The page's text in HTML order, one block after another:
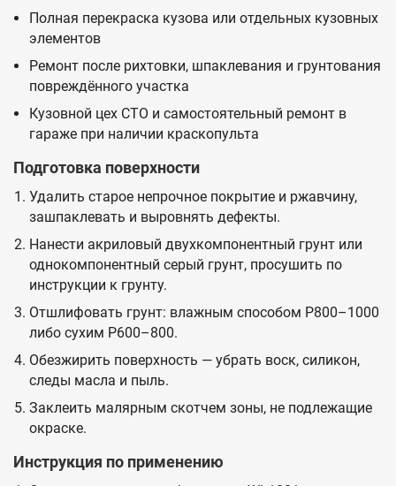
Полная перекраска кузова или отдельных кузовных
элементов
Ремонт после рихтовки, шпаклевания и грунтования
повреждённого участка
Кузовной цех СТО и самостоятельный ремонт в
гараже при наличии краскопульта
Подготовка поверхности
Удалить старое непрочное покрытие и ржавчину,
зашпаклевать и выровнять дефекты.
Нанести акриловый двухкомпонентный грунт или
однокомпонентный серый грунт, просушить по
инструкции к грунту.
Отшлифовать грунт: влажным способом P800–1000
либо сухим P600–800.
Обезжирить поверхность — убрать воск, силикон,
следы масла и пыль.
Заклеить малярным скотчем зоны, не подлежащие
окраске.
Инструкция по применению